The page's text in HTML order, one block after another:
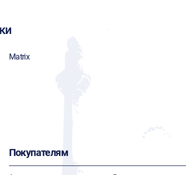
Matrix
Покупателям